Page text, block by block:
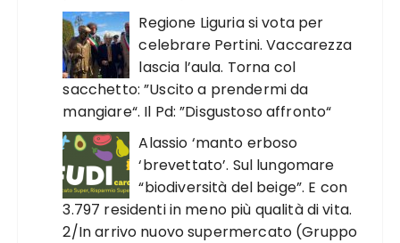
Regione Liguria si vota per
celebrare Pertini. Vaccarezza
lascia l’aula. Torna col
sacchetto: ”Uscito a prendermi da
mangiare“. Il Pd: ”Disgustoso affronto“
Alassio ‘manto erboso
‘brevettato’. Sul lungomare
“biodiversità del beige”. E con
3.797 residenti in meno più qualità di vita.
2/In arrivo nuovo supermercato (Gruppo